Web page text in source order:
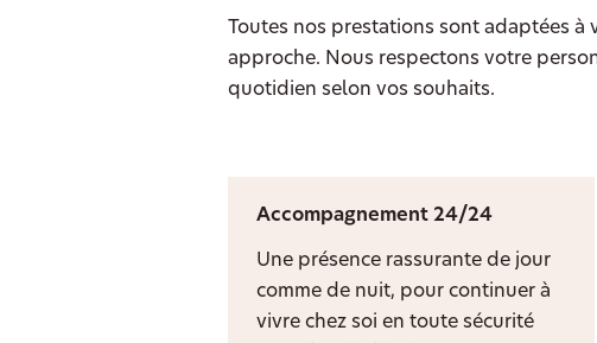
Toutes nos prestations sont adaptées
approche. Nous respectons votre
quotidien selon vos souhaits.
Accompagnement 24/24
Une présence rassurante de jour
comme de nuit, pour continuer à
vivre chez soi en toute sécurité